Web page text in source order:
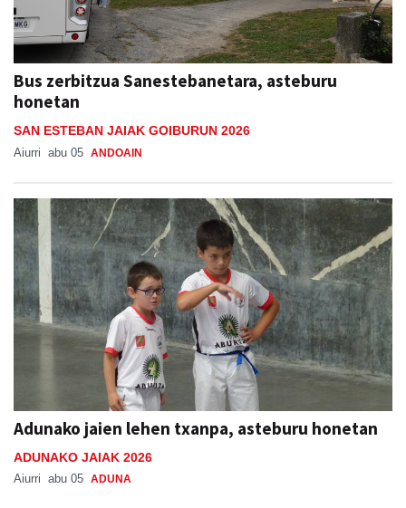
Bus zerbitzua Sanestebanetara, asteburu
honetan
SAN ESTEBAN JAIAK GOIBURUN 2026
Aiurri abu 05 ANDOAIN
Adunako jaien lehen txanpa, asteburu honetan
ADUNAKO JAIAK 2026
Aiurri abu 05 ADUNA